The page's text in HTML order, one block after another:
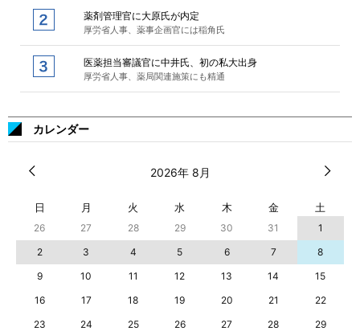
薬剤管理官に大原氏が内定
厚労省人事、薬事企画官には稲角氏
医薬担当審議官に中井氏、初の私大出身
厚労省人事、薬局関連施策にも精通
カレンダー
2026年 8月
日 月 火 水 木 金 土
26 27 28 29 30 31
1
2
3 4 5 6 7
8
9
10 11 12 13 14
15
16
17 18 19 20 21
22
23
24 25 26 27 28
29